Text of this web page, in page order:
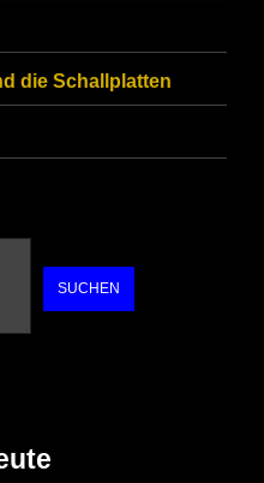
die Schallplatten
SUCHEN